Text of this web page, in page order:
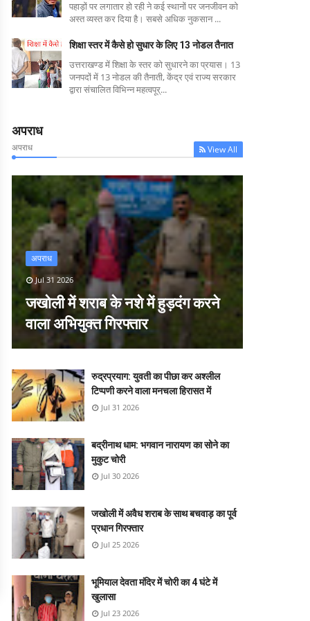
पहाड़ों पर लगातार हो रही ने कई स्थानों पर जनजीवन को
अस्त व्यस्त कर दिया है। सबसे अधिक नुकसान ...
शिक्षा स्तर में कैसे हो सुधार के लिए 13 नोडल तैनात
उत्तराखण्ड में शिक्षा के स्तर को सुधारने का प्रयास। 13
जनपदों में 13 नोडल की तैनाती, केंद्र एवं राज्य सरकार
द्वारा संचालित विभिन्न महत्वपूर्...
अपराध
अपराध View All
अपराध
Jul 31 2026
जखोली में शराब के नशे में हुड़दंग करने
वाला अभियुक्त गिरफ्तार
रुद्रप्रयाग: युवती का पीछा कर अश्लील
टिप्पणी करने वाला मनचला हिरासत में
Jul 31 2026
बद्रीनाथ धाम: भगवान नारायण का सोने का
मुकुट चोरी
Jul 30 2026
जखोली में अवैध शराब के साथ बचवाड़ का पूर्व
प्रधान गिरफ्तार
Jul 25 2026
भूमियाल देवता मंदिर में चोरी का 4 घंटे में
खुलासा
Jul 23 2026